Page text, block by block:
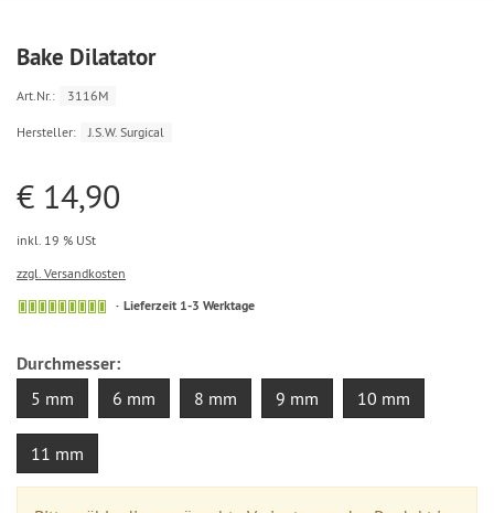
Bake Dilatator
Art.Nr.: 3116M
Hersteller: J.S.W. Surgical
€ 14,90
inkl. 19 % USt
zzgl. Versandkosten
Lieferzeit 1-3 Werktage
Durchmesser:
5 mm 6 mm 8 mm 9 mm 10 mm
11 mm